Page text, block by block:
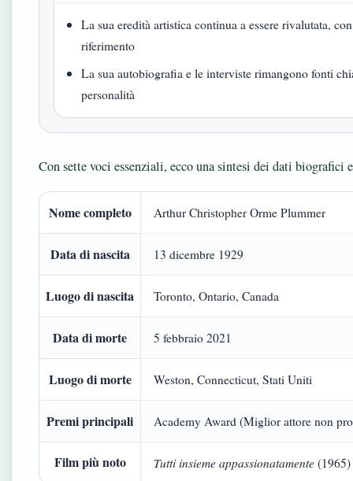
La sua eredità artistica continua a essere rivalutata,
riferimento
La sua autobiografia e le interviste rimangono fonti
personalità
Con sette voci essenziali, ecco una sintesi dei dati biografici
Nome completo Arthur Christopher Orme Plummer
Data di nascita 13 dicembre 1929
Luogo di nascita Toronto, Ontario, Canada
Data di morte 5 febbraio 2021
Luogo di morte Weston, Connecticut, Stati Uniti
Premi principali Academy Award (Miglior attore non
Film più noto Tutti insieme appassionatamente (1965)